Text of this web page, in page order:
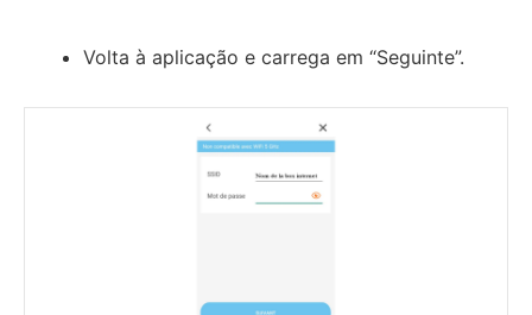
Volta à aplicação e carrega em “Seguinte”.